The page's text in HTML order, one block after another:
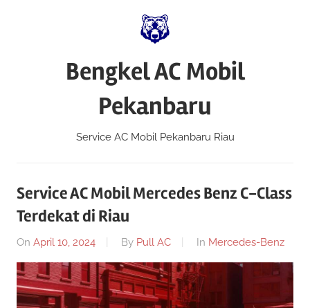
Bengkel AC Mobil
Pekanbaru
Service AC Mobil Pekanbaru Riau
Service AC Mobil Mercedes Benz C-Class
Terdekat di Riau
On April 10, 2024 By Pull AC In Mercedes-Benz